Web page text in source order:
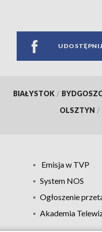
BIAŁYSTOK /
OLSZTYN /
Emisja w TVP
System NOS
Ogłoszenie
Akademia